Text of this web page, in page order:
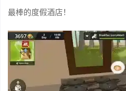
最棒的度假酒店！